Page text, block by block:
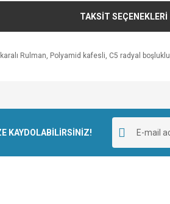
TAKSİT SEÇENEKLERİ
Rulman, Polyamid kafesli, C5 radyal boşluklu
KAYDOLABİLİRSİNİZ!